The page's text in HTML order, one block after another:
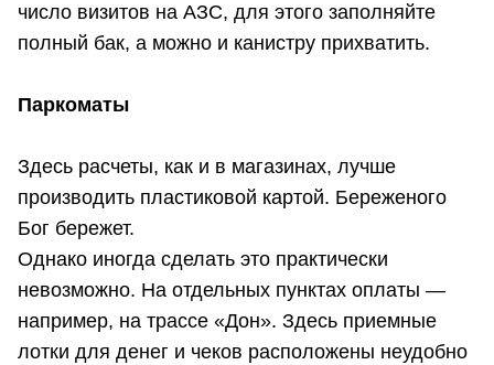
число визитов на АЗС, для этого заполняйте
полный бак, а можно и канистру прихватить.
Паркоматы
Здесь расчеты, как и в магазинах, лучше
производить пластиковой картой. Береженого
Бог бережет.
Однако иногда сделать это практически
невозможно. На отдельных пунктах оплаты —
например, на трассе «Дон». Здесь приемные
лотки для денег и чеков расположены неудобно